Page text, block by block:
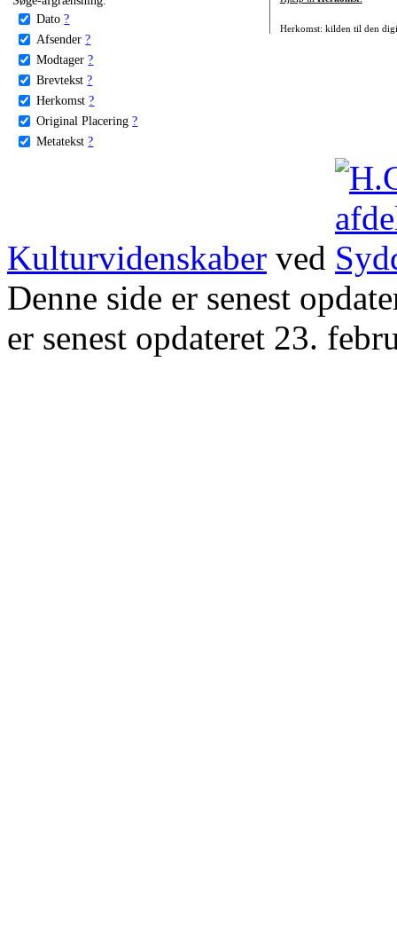
Dato ?
Afsender ?
Modtager ?
Brevtekst ?
Herkomst ?
Original Placering ?
Metatekst ?
Herkomst: kilden til den
Kulturvidenskaber ved
Denne side er senest
er senest opdateret 23.